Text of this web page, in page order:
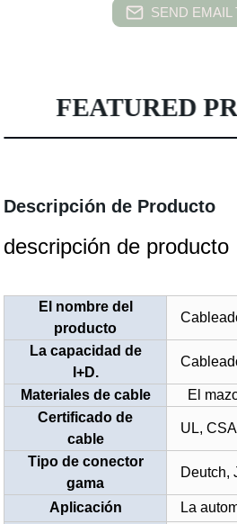
SEND EMAIL
FEATURED
Descripción de Producto
descripción de producto
El nombre del
producto
La capacidad de
I+D.
Materiales de cable
El
Certificado de
cable
UL,
Tipo de conector
gama
Deutch,
Aplicación La